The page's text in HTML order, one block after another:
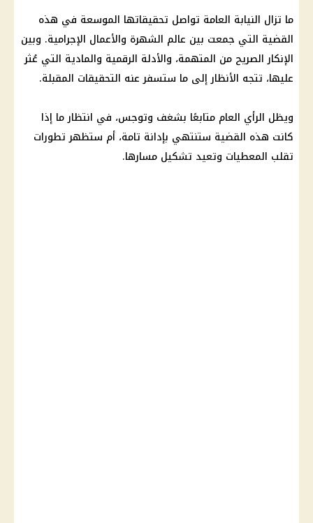
ما تزال النيابة العامة تواصل تحقيقاتها الموسعة في هذه
القضية التي جمعت بين عالم الشهرة والأعمال الإجرامية. وبين
الإنكار الصريح من المتهمة، والأدلة الرقمية والمادية التي عُثر
عليها، تتجه الأنظار إلى ما ستسفر عنه التحقيقات المقبلة.
ويظل الرأي العام متابعًا بشغف وتوجس، في انتظار ما إذا
كانت هذه القضية ستنتهي بإدانة تامة، أم ستظهر تطورات
تقلب المعطيات وتعيد تشكيل مسارها.